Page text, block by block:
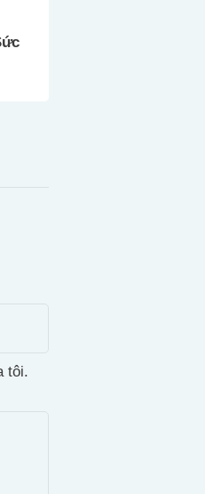
tôi.